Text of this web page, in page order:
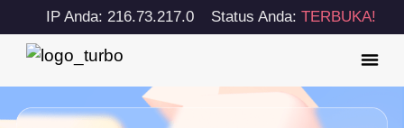
IP Anda: 216.73.217.0 Status Anda: TERBUKA!